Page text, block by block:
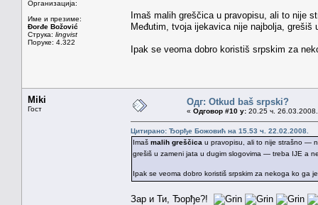
Организација:
Име и презиме:
Đorđe Božović
Струка: lingvist
Поруке: 4.322
Imaš malih greščica u pravopisu, ali to nije
Međutim, tvoja ijekavica nije najbolja, grešiš
Ipak se veoma dobro koristiš srpskim za
Miki
Гост
Одг: Otkud baš srpski?
« Одговор #10 у: 20.25 ч.
Цитирано: Ђорђе Божовић на 15.53 ч. 22.02.2008.
Imaš malih greščica u pravopisu, ali to nije strašno —
grešiš u zameni jata u dugim slogovima — treba IJE a ne
Ipak se veoma dobro koristiš srpskim za nekoga ko ga
Зар и Ти, Ђорђе?!